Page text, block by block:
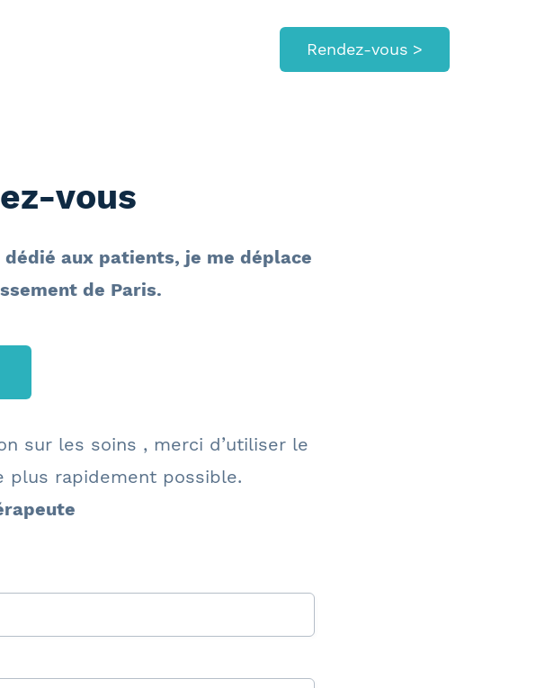
Rendez-vous >
vous
aux patients, je me déplace
de Paris.
sur les soins , merci d’utiliser le
plus rapidement possible.